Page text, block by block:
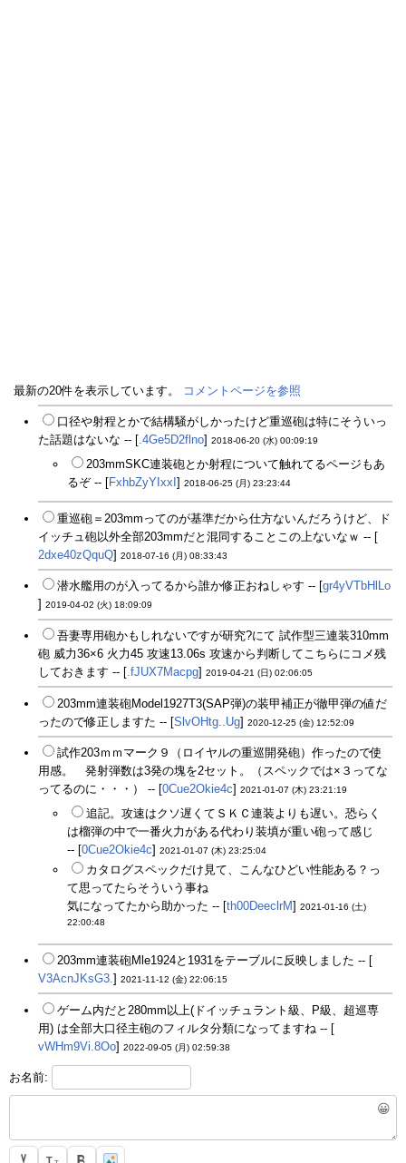
最新の20件を表示しています。 コメントページを参照
口径や射程とかで結構騒がしかったけど重巡砲は特にそういっ
た話題はないな -- [.4Ge5D2flno] 2018-06-20 (水) 00:09:19
203mmSKC連装砲とか射程について触れてるページもあ
るぞ -- [FxhbZyYIxxI ] 2018-06-25 (月) 23:23:44
重巡砲＝203mmってのが基準だから仕方ないんだろうけど、ド
イッチュ砲以外全部203mmだと混同することこの上ないなｗ -- [
2dxe40zQquQ] 2018-07-16 (月) 08:33:43
潜水艦用のが入ってるから誰か修正おねしゃす -- [gr4yVTbHlLo
] 2019-04-02 (火) 18:09:09
吾妻専用砲かもしれないですが研究?にて 試作型三連装310mm
砲 威力36×6 火力45 攻速13.06s 攻速から判断してこちらにコメ残
しておきます -- [.fJUX7Macpg] 2019-04-21 (日) 02:06:05
203mm連装砲Model1927T3(SAP弾)の装甲補正が徹甲弾の値だ
ったので修正しますた -- [SlvOHtg..Ug] 2020-12-25 (金) 12:52:09
試作203ｍｍマーク９（ロイヤルの重巡開発砲）作ったので使
用感。 発射弾数は3発の塊を2セット。（スペックでは×３ってな
ってるのに・・・） -- [0Cue2Okie4c] 2021-01-07 (木) 23:21:19
追記。攻速はクソ遅くてＳＫＣ連装よりも遅い。恐らく
は榴弾の中で一番火力がある代わり装填が重い砲って感じ
-- [0Cue2Okie4c] 2021-01-07 (木) 23:25:04
カタログスペックだけ見て、こんなひどい性能ある？っ
て思ってたらそういう事ね
気になってたから助かった -- [th00DeeclrM] 2021-01-16 (土)
22:00:48
203mm連装砲Mle1924と1931をテーブルに反映しました -- [
V3AcnJKsG3. ] 2021-11-12 (金) 22:06:15
ゲーム内だと280mm以上(ドイッチュラント級、P級、超巡専
用) は全部大口径主砲のフィルタ分類になってますね -- [
vWHm9Vi.8Oo] 2022-09-05 (月) 02:59:38
お名前:
😀
T